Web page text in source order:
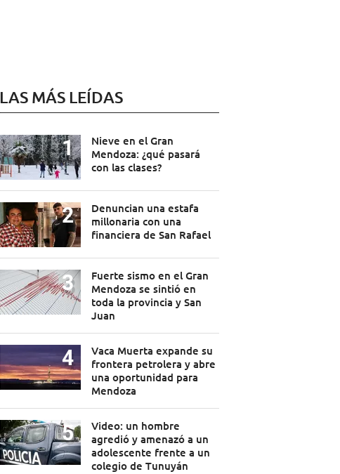
LAS MÁS LEÍDAS
Nieve en el Gran
Mendoza: ¿qué pasará
con las clases?
Denuncian una estafa
millonaria con una
financiera de San Rafael
Fuerte sismo en el Gran
Mendoza se sintió en
toda la provincia y San
Juan
Vaca Muerta expande su
frontera petrolera y abre
una oportunidad para
Mendoza
Video: un hombre
agredió y amenazó a un
adolescente frente a un
colegio de Tunuyán